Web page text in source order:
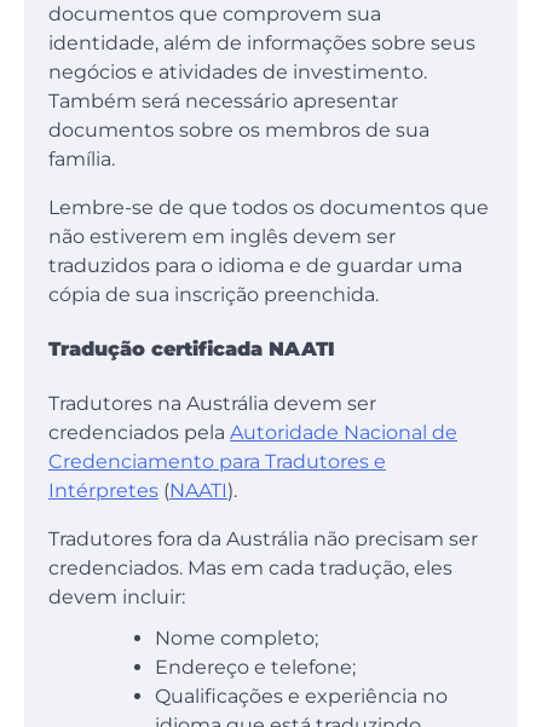
documentos que comprovem sua
identidade, além de informações sobre seus
negócios e atividades de investimento.
Também será necessário apresentar
documentos sobre os membros de sua
família.
Lembre-se de que todos os documentos que
não estiverem em inglês devem ser
traduzidos para o idioma e de guardar uma
cópia de sua inscrição preenchida.
Tradução certificada NAATI
Tradutores na Austrália devem ser
credenciados pela Autoridade Nacional de
Credenciamento para Tradutores e
Intérpretes (NAATI).
Tradutores fora da Austrália não precisam ser
credenciados. Mas em cada tradução, eles
devem incluir:
Nome completo;
Endereço e telefone;
Qualificações e experiência no